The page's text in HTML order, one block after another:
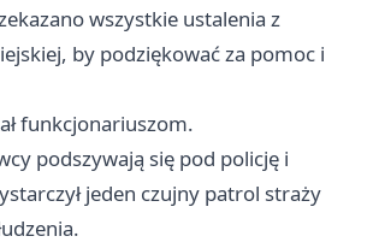
wszystkie ustalenia z
by podziękować za pomoc i
funkcjonariuszom.
podszywają się pod policję i
jeden czujny patrol straży